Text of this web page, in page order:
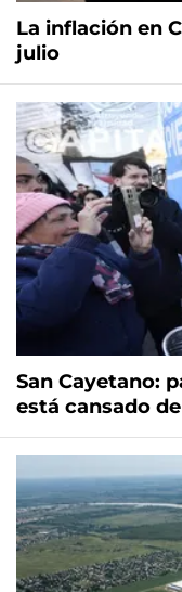
La inflación en
julio
San Cayetano:
está cansado